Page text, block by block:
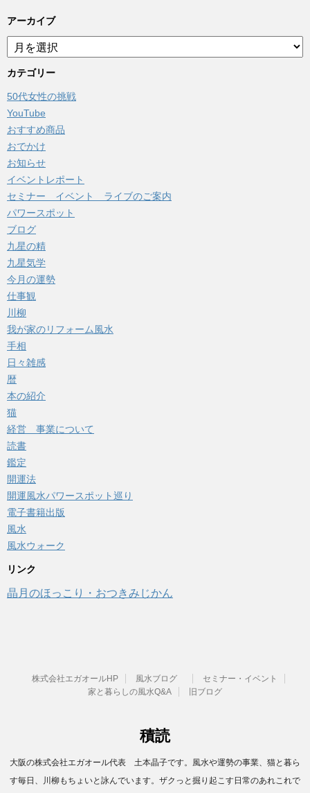
アーカイブ
ア
ー
カ
ブ
カテゴリー
50代女性の挑戦
YouTube
おすすめ商品
おでかけ
お知らせ
イベントレポート
セミナー イベント ライブのご案内
パワースポット
ブログ
九星の精
九星気学
今月の運勢
仕事観
川柳
我が家のリフォーム風水
手相
日々雑感
暦
本の紹介
猫
経営 事業について
読書
鑑定
開運法
開運風水パワースポット巡り
電子書籍出版
風水
風水ウォーク
リンク
晶月のほっこり・おつきみじかん
株式会社エガオールHP 風水ブログ
セミナー・イベント
家と暮らしの風水Q&A
旧ブログ
積読
大阪の株式会社エガオール代表 土本晶子です。風水や運勢の事業、猫と暮ら
す毎日、川柳もちょいと詠んでいます。ザクっと掘り起こす日常のあれこれで